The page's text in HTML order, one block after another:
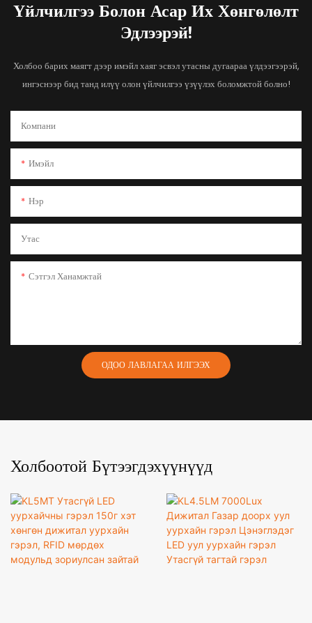
Үйлчилгээ Болон Асар Их Хөнгөлөлт
Эдлээрэй!
Холбоо барих маягт дээр имэйл хаяг эсвэл утасны дугаараа үлдээгээрэй,
ингэснээр бид танд илүү олон үйлчилгээ үзүүлэх боломжтой болно!
Компани
Имэйл
Нэр
Утас
Сэтгэл Ханамжтай
ОДОО ЛАВЛАГАА ИЛГЭЭХ
Холбоотой Бүтээгдэхүүнүүд